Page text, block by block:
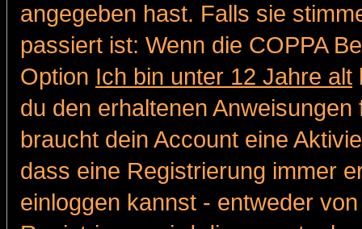
angegeben hast. Falls sie
passiert ist: Wenn die COPPA
Option Ich bin unter 12 Jahre alt
du den erhaltenen
braucht dein Account eine
dass eine Registrierung immer
einloggen kannst - entweder